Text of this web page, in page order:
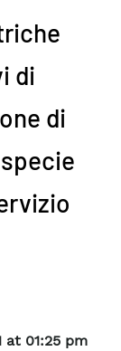
di
di
at 01:25 pm